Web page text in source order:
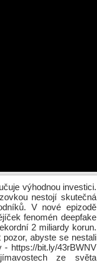
výhodnou investici.
nestojí skutečná
V nové epizodě
fenomén deepfake
2 miliardy korun.
abyste se nestali
https://bit.ly/43rBWNV
ze světa